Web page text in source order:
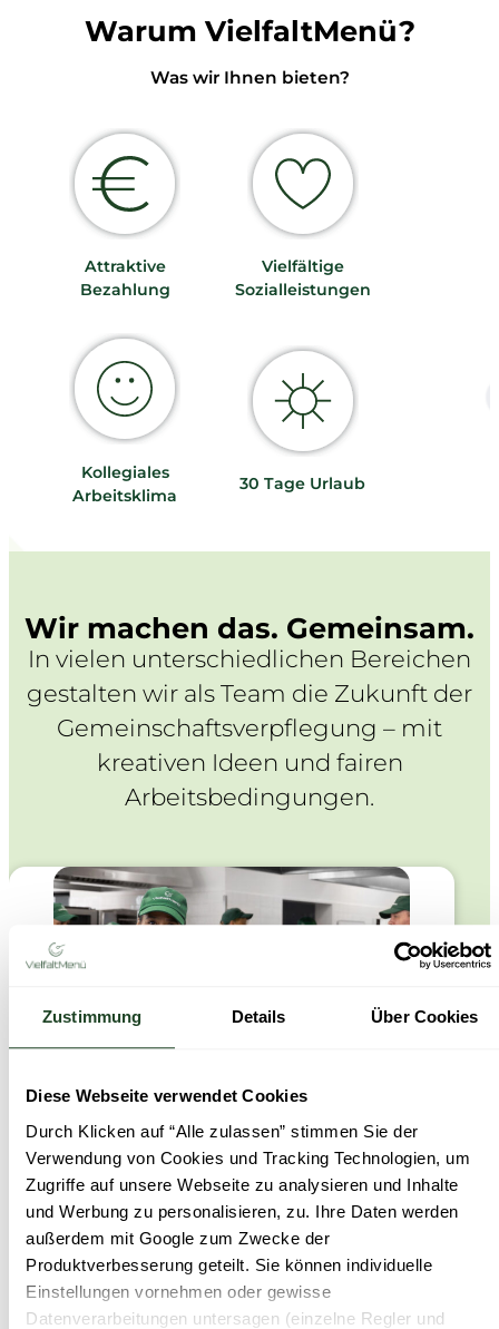
Zustimmung Details Über Cookies
Diese Webseite verwendet Cookies
Durch Klicken auf “Alle zulassen” stimmen Sie der
Verwendung von Cookies und Tracking Technologien, um
Zugriffe auf unsere Webseite zu analysieren und Inhalte
und Werbung zu personalisieren, zu. Ihre Daten werden
außerdem mit Google zum Zwecke der
Produktverbesserung geteilt. Sie können individuelle
Einstellungen vornehmen oder gewisse
Datenverarbeitungen untersagen (einzelne Regler und
Warum VielfaltMenü?
Was wir Ihnen bieten?
Attraktive
Bezahlung
Vielfältige
Sozialleistungen
Kollegiales
Arbeitsklima
30 Tage Urlaub
Wir machen das. Gemeinsam.
In vielen unterschiedlichen Bereichen
gestalten wir als Team die Zukunft der
Gemeinschaftsverpflegung – mit
kreativen Ideen und fairen
Arbeitsbedingungen.
In unserer Küche arbeiten wir mit Herz und Hand. Mit
Kreativität und Sorgfalt bringen wir frische Ideen in
unsere Gerichte und machen jede Mahlzeit zu einem
Genuss.